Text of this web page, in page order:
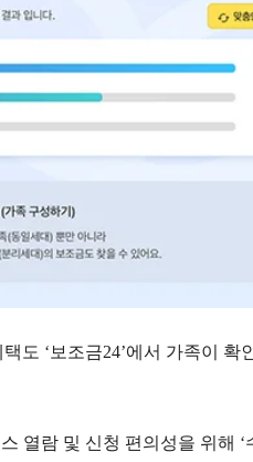
도 ‘보조금24’에서 가족이 확
열람 및 신청 편의성을 위해 ‘